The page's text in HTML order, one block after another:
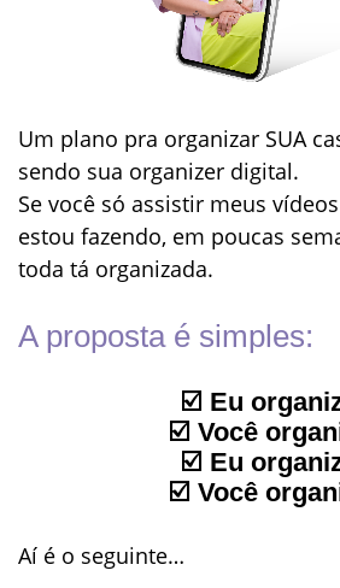
Um plano pra organizar SUA
sendo sua organizer digital.
Se você só assistir meus
estou fazendo, em poucas
toda tá organizada.
A proposta é simples:
☑️ Eu
☑️ Você
☑️ Eu
☑️ Você
Aí é o seguinte…